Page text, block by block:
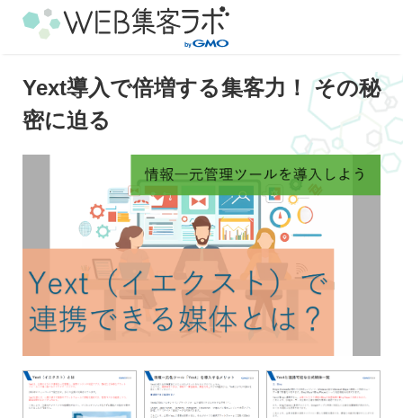
Yext導入で倍増する集客力！ その秘
密に迫る